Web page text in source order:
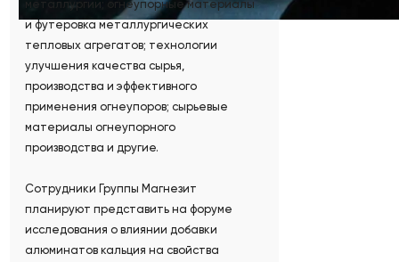
металлургии; огнеупорные материалы
и футеровка металлургических
тепловых агрегатов; технологии
улучшения качества сырья,
производства и эффективного
применения огнеупоров; сырьевые
материалы огнеупорного
производства и другие.
Сотрудники Группы Магнезит
планируют представить на форуме
исследования о влиянии добавки
алюминатов кальция на свойства